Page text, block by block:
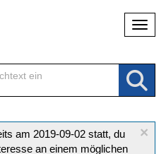
×
am 2019-09-02 statt, du
an einem möglichen